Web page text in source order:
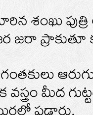
శంఖు
జరా ప్రాకుతూ
మీద